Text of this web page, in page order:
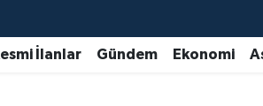
İlanlar Gündem Ekonomi